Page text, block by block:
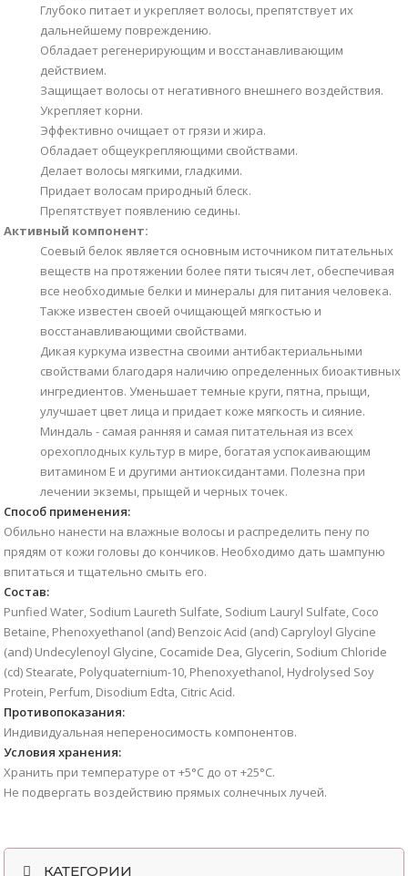
Глубоко питает и укрепляет волосы, препятствует их
дальнейшему повреждению.
Обладает регенерирующим и восстанавливающим
действием.
Защищает волосы от негативного внешнего воздействия.
Укрепляет корни.
Эффективно очищает от грязи и жира.
Обладает общеукрепляющими свойствами.
Делает волосы мягкими, гладкими.
Придает волосам природный блеск.
Препятствует появлению седины.
Активный компонент:
Соевый белок является основным источником питательных
веществ на протяжении более пяти тысяч лет, обеспечивая
все необходимые белки и минералы для питания человека.
Также известен своей очищающей мягкостью и
восстанавливающими свойствами.
Дикая куркума известна своими антибактериальными
свойствами благодаря наличию определенных биоактивных
ингредиентов. Уменьшает темные круги, пятна, прыщи,
улучшает цвет лица и придает коже мягкость и сияние.
Миндаль - самая ранняя и самая питательная из всех
орехоплодных культур в мире, богатая успокаивающим
витамином Е и другими антиоксидантами. Полезна при
лечении экземы, прыщей и черных точек.
Способ применения:
Обильно нанести на влажные волосы и распределить пену по
прядям от кожи головы до кончиков. Необходимо дать шампуню
впитаться и тщательно смыть его.
Состав:
Punfied Water, Sodium Laureth Sulfate, Sodium Lauryl Sulfate, Coco
Betaine, Phenoxyethanol (and) Benzoic Acid (and) Capryloyl Glycine
(and) Undecylenoyl Glycine, Cocamide Dea, Glycerin, Sodium Chloride
(cd) Stearate, Polyquaternium-10, Phenoxyethanol, Hydrolysed Soy
Protein, Perfum, Disodium Edta, Citric Acid.
Противопоказания:
Индивидуальная непереносимость компонентов.
Условия хранения:
Хранить при температуре от +5°C до от +25°C.
Не подвергать воздействию прямых солнечных лучей.
КАТЕГОРИИ